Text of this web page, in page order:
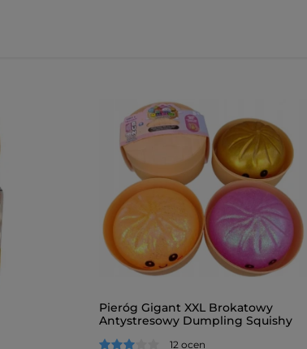
Pieróg Gigant XXL Brokatowy
Antystresowy Dumpling Squishy
12 ocen